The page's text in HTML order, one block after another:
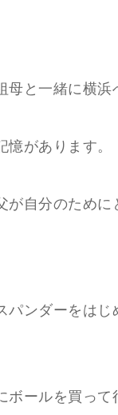
と一緒に横浜
があります。
が自分のため
パンダーをは
ールを買って